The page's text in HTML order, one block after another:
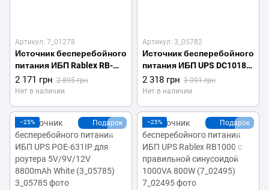
Артикул: 7_01278
Источник бесперебойного
питания ИБП Rablex RB-
802 для роутера 5V/9V/12V
10400mAh 36W Black
2 171 грн 2 895 грн
Нет в наличии
Артикул: 3_05782
Источник бесперебойного
питания ИБП UPS DC1018P
для роутера 5V/9V/12V
10400mAh Black (3_05782)
2 318 грн 3 091 грн
Нет в наличии
Подарок
−25% Подарок
−25%